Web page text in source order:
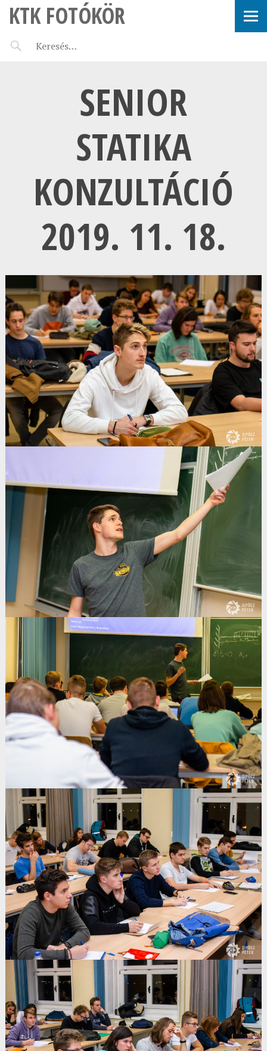
KTK FOTÓKÖR
SENIOR
STATIKA
KONZULTÁCIÓ
2019. 11. 18.